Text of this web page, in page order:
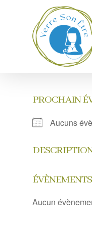
PROCHAIN
Aucuns
Aucun